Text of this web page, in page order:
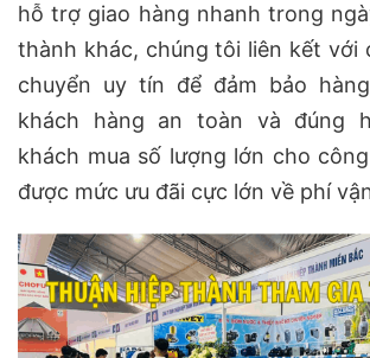
hỗ trợ giao hàng nhanh trong
thành khác, chúng tôi liên kết với
chuyển uy tín để đảm bảo
khách hàng an toàn và đúng
khách mua số lượng lớn cho
được mức ưu đãi cực lớn về phí